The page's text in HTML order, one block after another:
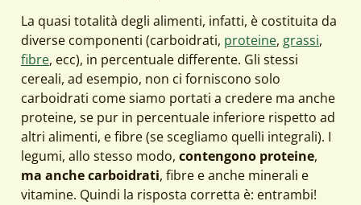
La quasi totalità degli alimenti, infatti, è costituita da
diverse componenti (carboidrati, proteine, grassi,
fibre, ecc), in percentuale differente. Gli stessi
cereali, ad esempio, non ci forniscono solo
carboidrati come siamo portati a credere ma anche
proteine, se pur in percentuale inferiore rispetto ad
altri alimenti, e fibre (se scegliamo quelli integrali). I
legumi, allo stesso modo, contengono proteine,
ma anche carboidrati, fibre e anche minerali e
vitamine. Quindi la risposta corretta è: entrambi!